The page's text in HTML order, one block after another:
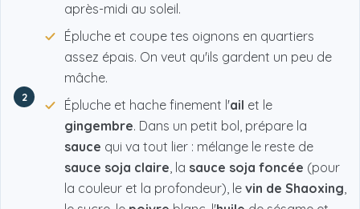
2
après-midi au soleil.
Épluche et coupe tes oignons en quartiers
assez épais. On veut qu'ils gardent un peu de
mâche.
Épluche et hache finement l'ail et le
gingembre. Dans un petit bol, prépare la
sauce qui va tout lier : mélange le reste de
sauce soja claire, la sauce soja foncée (pour
la couleur et la profondeur), le vin de Shaoxing,